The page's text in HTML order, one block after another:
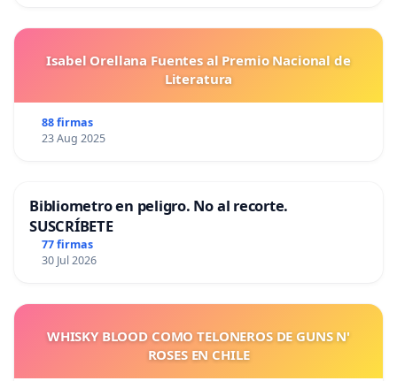
Isabel Orellana Fuentes al Premio Nacional de
Literatura
88 firmas
23 Aug 2025
Bibliometro en peligro. No al recorte.
SUSCRÍBETE
77 firmas
30 Jul 2026
WHISKY BLOOD COMO TELONEROS DE GUNS N'
ROSES EN CHILE